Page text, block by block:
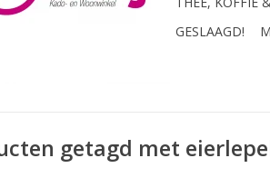
GESLAAGD!
getagd met